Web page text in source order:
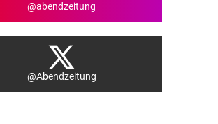
@abendzeitung
@Abendzeitung